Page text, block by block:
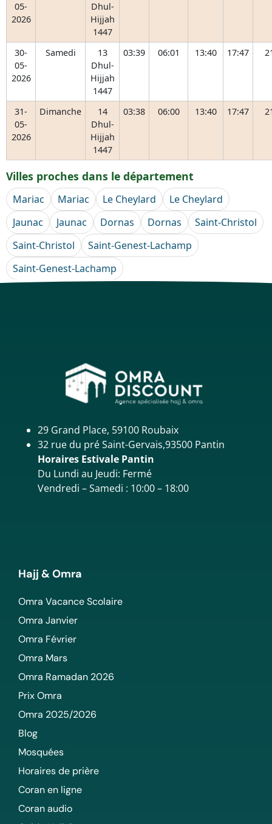
05-
2026
Dhul-
Hijjah
1447
30-
05-
2026
Samedi
13
Dhul-
Hijjah
1447
03:39 06:01 13:40 17:47
31-
05-
2026
Dimanche
14
Dhul-
Hijjah
1447
03:38 06:00 13:40 17:47
Villes proches dans le département
Mariac Mariac Le Cheylard
Le Cheylard
Jaunac
Jaunac Dornas Dornas
Saint-Christol
Saint-Christol
Saint-Genest-Lachamp
Saint-Genest-Lachamp
29 Grand Place, 59100 Roubaix
32 rue du pré Saint-Gervais,93500 Pantin
Horaires Estivale Pantin
Du Lundi au Jeudi: Fermé
Vendredi – Samedi : 10:00 – 18:00
Hajj & Omra
Omra Vacance Scolaire
Omra Janvier
Omra Février
Omra Mars
Omra Ramadan 2026
Prix Omra
Omra 2025/2026
Blog
Mosquées
Horaires de prière
Coran en ligne
Coran audio